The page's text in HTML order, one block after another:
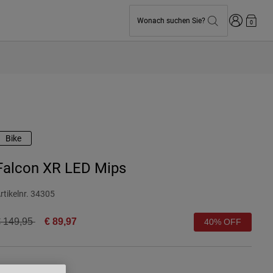
Wonach suchen Sie? Anmelden
0
Bike
XR LED Mips
34305
reduced from
149,95to € 89,97 40% OFF